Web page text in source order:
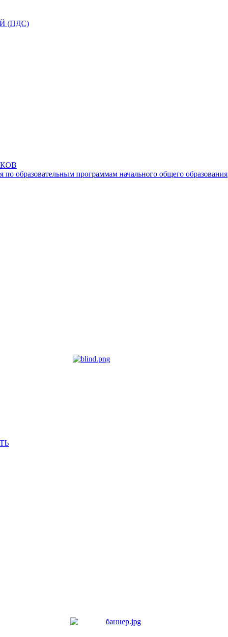
(ПДС)
образовательным программам начального общего образования